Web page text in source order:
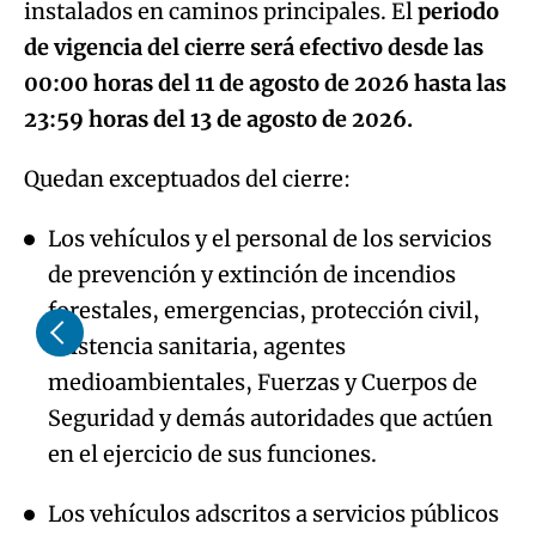
instalados en caminos principales. Elperiodo
de vigencia del cierre será efectivo desde las
00:00 horas del 11 de agosto de 2026 hasta las
23:59 horas del 13 de agosto de 2026.
Quedan exceptuados del cierre:
Los vehículos y el personal de los servicios
de prevención y extinción de incendios
forestales, emergencias, protección civil,
asistencia sanitaria, agentes
medioambientales, Fuerzas y Cuerpos de
Seguridad y demás autoridades que actúen
en el ejercicio de sus funciones.
Los vehículos adscritos a servicios públicos